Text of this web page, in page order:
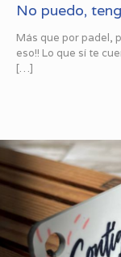
No puedo,
Más que por padel,
eso!! Lo que sí te
[…]